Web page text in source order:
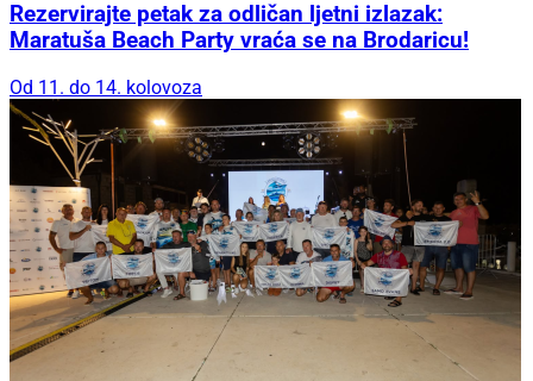
Rezervirajte petak za odličan ljetni izlazak:
Maratuša Beach Party vraća se na Brodaricu!
Od 11. do 14. kolovoza